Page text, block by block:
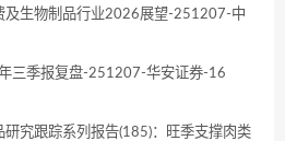
及生物制品行业2026展望-251207-中
三季报复盘-251207-华安证券-16
究跟踪系列报告(185)：旺季支撑肉类